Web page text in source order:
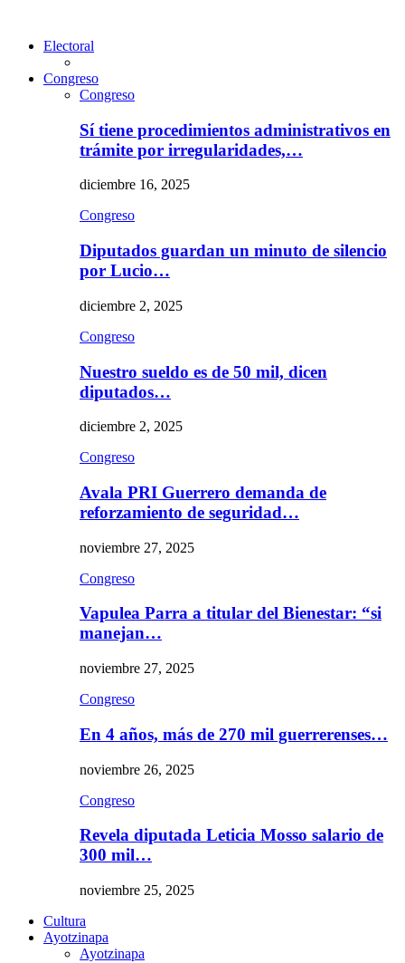
Electoral
Congreso
Congreso
Sí tiene procedimientos administrativos en
trámite por irregularidades,…
diciembre 16, 2025
Congreso
Diputados guardan un minuto de silencio
por Lucio…
diciembre 2, 2025
Congreso
Nuestro sueldo es de 50 mil, dicen
diputados…
diciembre 2, 2025
Congreso
Avala PRI Guerrero demanda de
reforzamiento de seguridad…
noviembre 27, 2025
Congreso
Vapulea Parra a titular del Bienestar: “si
manejan…
noviembre 27, 2025
Congreso
En 4 años, más de 270 mil guerrerenses…
noviembre 26, 2025
Congreso
Revela diputada Leticia Mosso salario de
300 mil…
noviembre 25, 2025
Cultura
Ayotzinapa
Ayotzinapa